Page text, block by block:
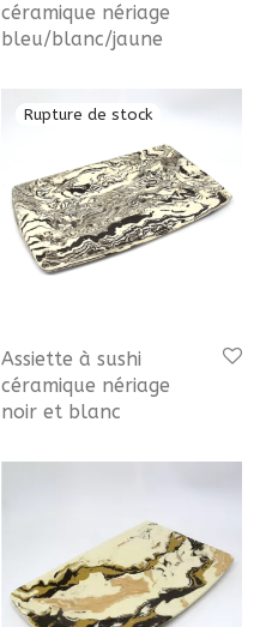
céramique nériage
bleu/blanc/jaune
Assiette à sushi
céramique nériage
noir et blanc